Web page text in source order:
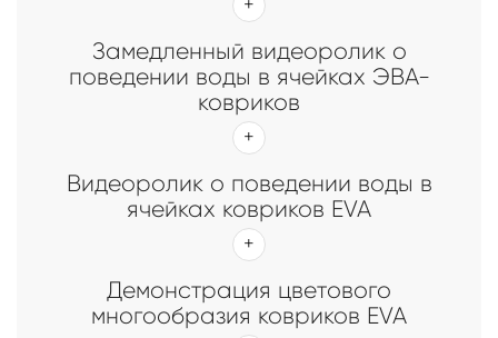
Замедленный видеоролик о
поведении воды в ячейках ЭВА-
ковриков
Видеоролик о поведении воды в
ячейках ковриков EVA
Демонстрация цветового
многообразия ковриков EVA